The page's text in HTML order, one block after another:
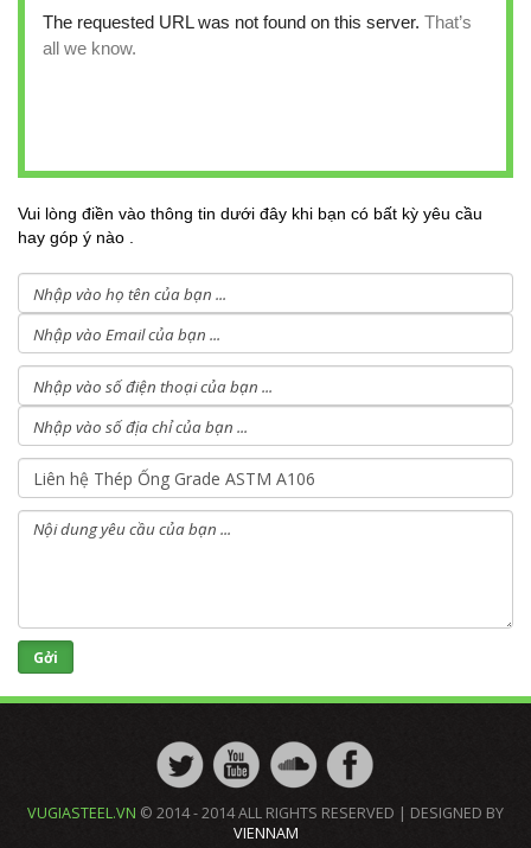
Vui lòng điền vào thông tin dưới đây khi bạn có bất kỳ yêu cầu
hay góp ý nào .
VUGIASTEEL.VN © 2014 - 2014 ALL RIGHTS RESERVED | DESIGNED BY
VIENNAM